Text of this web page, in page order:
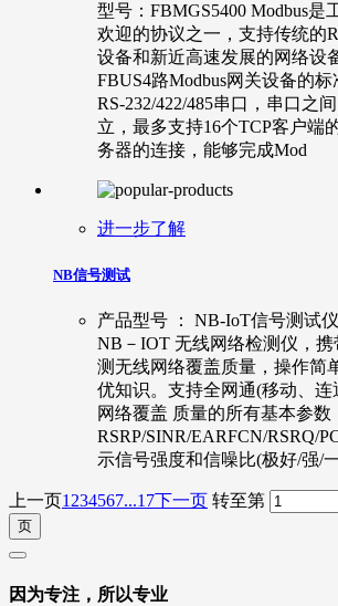
型号：FBMGS5400 Modbus是
欢迎的协议之一，支持传统的
设备和新近高速发展的网络设
FBUS4路Modbus网关设备的
RS-232/422/485串口，串口之
立，最多支持16个TCP客户端
务器的连接，能够完成Mod
进一步了解
NB信号测试
产品型号 ： NB-IoT信号测试
NB－IOT 无线网络检测仪，
测无线网络覆盖质量，操作简
优知识。支持全网通(移动、
网络覆盖 质量的所有基本参数
RSRP/SINR/EARFCN/RSRQ/
示信号强度和信噪比(极好/强/
上一页1 234567...17下一页 转至第
因为专注，所以专业